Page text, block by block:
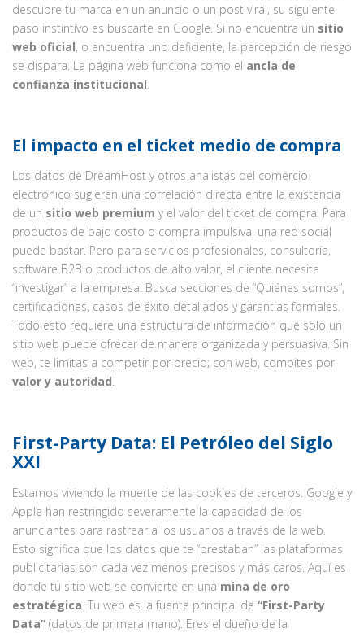
descubre tu marca en un anuncio o un post viral, su siguiente
paso instintivo es buscarte en Google. Si no encuentra un sitio
web oficial, o encuentra uno deficiente, la percepción de riesgo
se dispara. La página web funciona como el ancla de
confianza institucional
El impacto en el ticket medio de compra
Los datos de DreamHost y otros analistas del comercio
electrónico sugieren una correlación directa entre la existencia
de un sitio web premium y el valor del ticket de compra. Para
productos de bajo costo o compra impulsiva, una red social
puede bastar. Pero para servicios profesionales, consultoría,
software B2B o productos de alto valor, el cliente necesita
“investigar” a la empresa. Busca secciones de “Quiénes somos”,
certificaciones, casos de éxito detallados y garantías formales.
Todo esto requiere una estructura de información que solo un
sitio web puede ofrecer de manera organizada y persuasiva. Sin
web, te limitas a competir por precio; con web, compites por
valor y autoridad
First-Party Data: El Petróleo del Siglo
XXI
Estamos viviendo la muerte de las cookies de terceros. Google y
Apple han restringido severamente la capacidad de los
anunciantes para rastrear a los usuarios a través de la web.
Esto significa que los datos que te “prestaban” las plataformas
publicitarias son cada vez menos precisos y más caros. Aquí es
donde tu sitio web se convierte en una mina de oro
estratégica . Tu web es la fuente principal de “First-Party
Data” (datos de primera mano). Eres el dueño de la